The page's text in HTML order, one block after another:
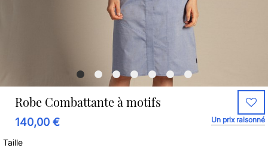
Robe Combattante à motifs
140,00 € Un prix raisonné
Taille